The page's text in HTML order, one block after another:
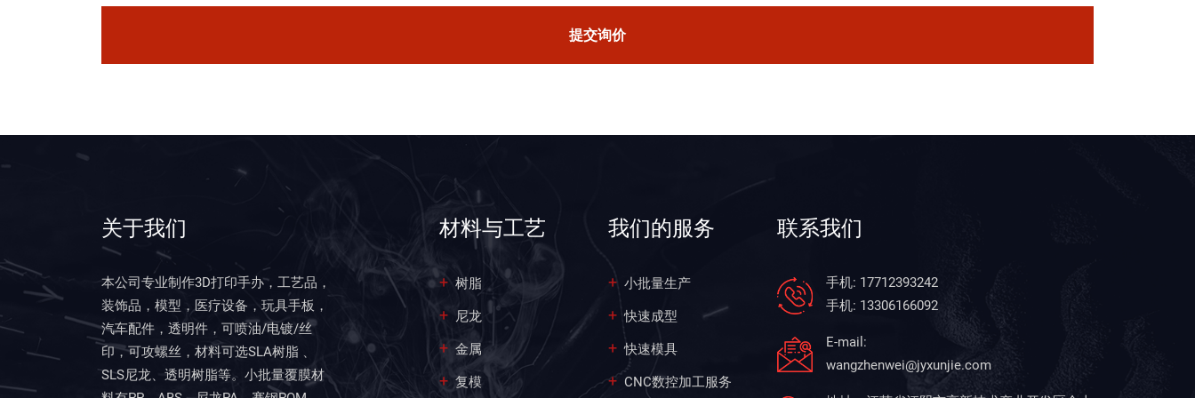
提交询价
关于我们
本公司专业制作3D打印手办，工艺品，
装饰品，模型，医疗设备，玩具手板，
汽车配件，透明件，可喷油/电镀/丝
印，可攻螺丝，材料可选SLA树脂 、
SLS尼龙、透明树脂等。小批量覆膜材
材料与工艺
树脂
尼龙
金属
复模
我们的服务
小批量生产
快速成型
快速模具
CNC数控加工服务
联系我们
手机: 17712393242
手机: 13306166092
E-mail:
wangzhenwei@jyxunjie.com